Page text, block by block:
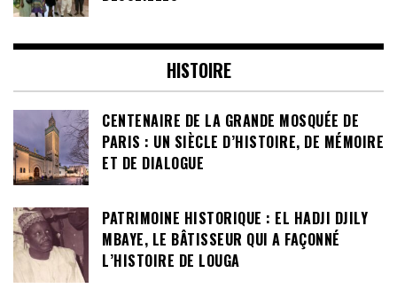
HISTOIRE
CENTENAIRE DE LA GRANDE MOSQUÉE DE
PARIS : UN SIÈCLE D’HISTOIRE, DE MÉMOIRE
ET DE DIALOGUE
PATRIMOINE HISTORIQUE : EL HADJI DJILY
MBAYE, LE BÂTISSEUR QUI A FAÇONNÉ
L’HISTOIRE DE LOUGA